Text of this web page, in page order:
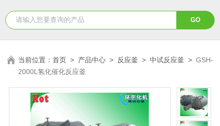
当前位置：首页 > 产品中心 > 反应釜 >中试反应釜 >GSH-
2000L氢化催化反应釜